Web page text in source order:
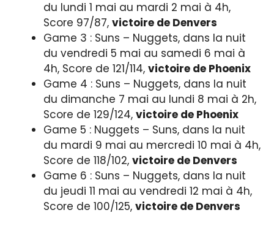
du lundi 1 mai au mardi 2 mai à 4h,
Score 97/87, victoire de Denvers
Game 3 : Suns – Nuggets, dans la nuit
du vendredi 5 mai au samedi 6 mai à
4h, Score de 121/114, victoire de Phoenix
Game 4 : Suns – Nuggets, dans la nuit
du dimanche 7 mai au lundi 8 mai à 2h,
Score de 129/124, victoire de Phoenix
Game 5 : Nuggets – Suns, dans la nuit
du mardi 9 mai au mercredi 10 mai à 4h,
Score de 118/102, victoire de Denvers
Game 6 : Suns – Nuggets, dans la nuit
du jeudi 11 mai au vendredi 12 mai à 4h,
Score de 100/125, victoire de Denvers